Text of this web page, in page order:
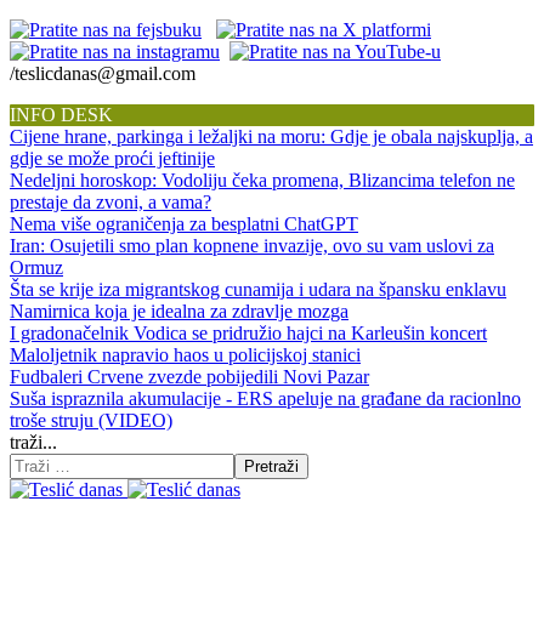
/teslicdanas@gmail.com
INFO DESK
Cijene hrane, parkinga i ležaljki na moru: Gdje je obala najskuplja, a
gdje se može proći jeftinije
Nedeljni horoskop: Vodoliju čeka promena, Blizancima telefon ne
prestaje da zvoni, a vama?
Nema više ograničenja za besplatni ChatGPT
Iran: Osujetili smo plan kopnene invazije, ovo su vam uslovi za
Ormuz
Šta se krije iza migrantskog cunamija i udara na špansku enklavu
Namirnica koja je idealna za zdravlje mozga
I gradonačelnik Vodica se pridružio hajci na Karleušin koncert
Maloljetnik napravio haos u policijskoj stanici
Fudbaleri Crvene zvezde pobijedili Novi Pazar
Suša ispraznila akumulacije - ERS apeluje na građane da racionlno
troše struju (VIDEO)
traži...
Pretraži